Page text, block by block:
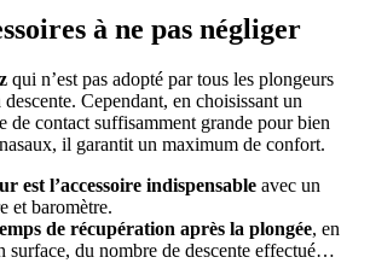
à ne pas négliger
qui n’est pas adopté par tous les plongeurs
Cependant, en choisissant un
de contact suffisamment grande pour bien
il garantit un maximum de confort.
est l’accessoire indispensable avec un
et baromètre.
de récupération après la plongée, en
surface, du nombre de descente effectué…